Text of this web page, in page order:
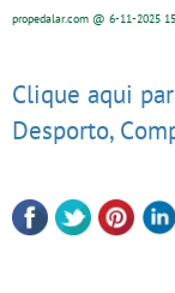
propedalar.com @ 6-11-2025
Clique aqui
Desporto,